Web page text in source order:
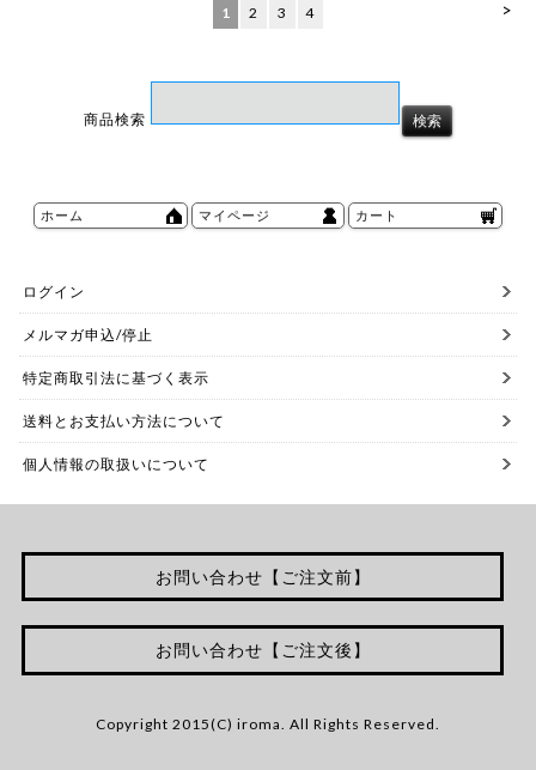
>
1 2 3 4
商品検索
ホーム マイページ カート
ログイン
メルマガ申込/停止
特定商取引法に基づく表示
送料とお支払い方法について
個人情報の取扱いについて
お問い合わせ【ご注文前】
お問い合わせ【ご注文後】
Copyright 2015(C) iroma. All Rights Reserved.